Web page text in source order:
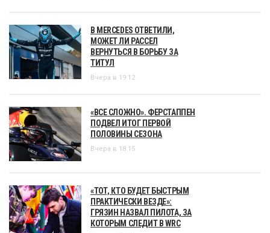
В MERCEDES ОТВЕТИЛИ,
МОЖЕТ ЛИ РАССЕЛ
ВЕРНУТЬСЯ В БОРЬБУ ЗА
ТИТУЛ
Вчера в 19:12
«ВСЕ СЛОЖНО». ФЕРСТАППЕН
ПОДВЕЛ ИТОГ ПЕРВОЙ
ПОЛОВИНЫ СЕЗОНА
Вчера в 18:15
«ТОТ, КТО БУДЕТ БЫСТРЫМ
ПРАКТИЧЕСКИ ВЕЗДЕ»:
ГРЯЗИН НАЗВАЛ ПИЛОТА, ЗА
КОТОРЫМ СЛЕДИТ В WRC